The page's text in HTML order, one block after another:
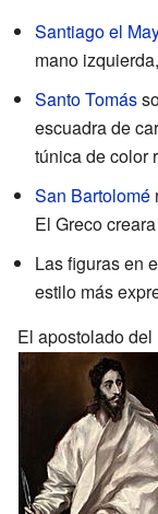
Santiago el
mano
Santo Tomás
escuadra de
túnica de color
San Bartolomé
El Greco
Las figuras en
estilo más
El apostolado